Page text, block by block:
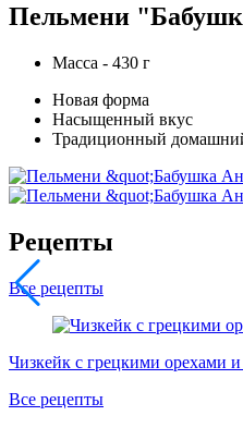
Пельмени
Масса - 430 г
Новая форма
Насыщенный вкус
Традиционный
Рецепты
Все рецепты
Чизкейк с грецкими орехами
Все рецепты